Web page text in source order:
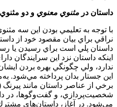
داستان در مثنوي معنوي و دو مثنوي
با توجه به تعليمي بودن اين سه
نراقي براي بيان مقصود خود از
داستان پلي است براي رسيدن يا
اينكه داستان نزد اين سرايندگان
ندارد، ولي چگونگي بهره بردن
اين جستار بدان پرداخته مي‌شود.
برخي از عناصر داستان مانند
شخصيت‌پردازي، و گفت‌‌وگوها، در
مي‌شود. در آغاز، داستان‌هاي